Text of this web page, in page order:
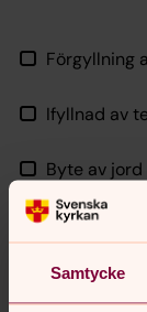
Samtycke
Förgyllning
Ifyllnad av
Byte av
Grässådd
Grässådd